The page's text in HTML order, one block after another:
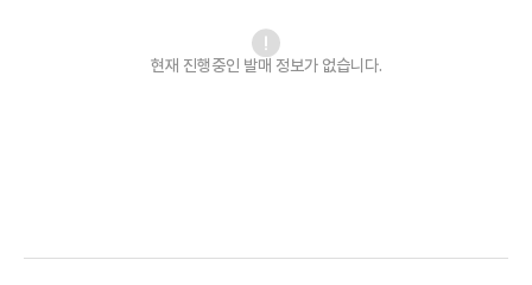
현재 진행중인 발매 정보가 없습니다.